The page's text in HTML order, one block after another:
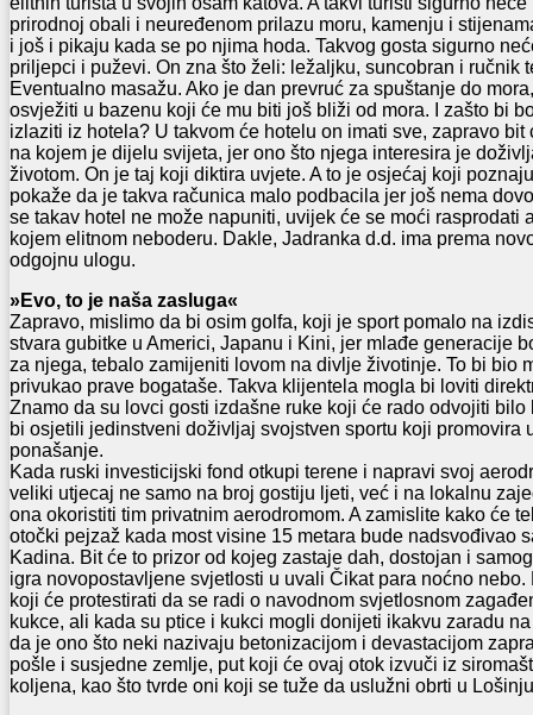
prirodnoj obali i neuređenom prilazu moru, kamenju i
i još i pikaju kada se po njima hoda. Takvog gosta sigurno
priljepci i puževi. On zna što želi: ležaljku, suncobran i ručnik
Eventualno masažu. Ako je dan prevruć za spuštanje do
osvježiti u bazenu koji će mu biti još bliži od mora. I zašto bi
izlaziti iz hotela? U takvom će hotelu on imati sve, zapravo bit
na kojem je dijelu svijeta, jer ono što njega interesira je
životom. On je taj koji diktira uvjete. A to je osjećaj koji
pokaže da je takva računica malo podbacila jer još nema
se takav hotel ne može napuniti, uvijek će se moći rasprodati
kojem elitnom neboderu. Dakle, Jadranka d.d. ima prema
odgojnu ulogu.
»Evo, to je naša zasluga«
Zapravo, mislimo da bi osim golfa, koji je sport pomalo na
stvara gubitke u Americi, Japanu i Kini, jer mlađe generacije
za njega, tebalo zamijeniti lovom na divlje životinje. To bi bio
privukao prave bogataše. Takva klijentela mogla bi loviti
Znamo da su lovci gosti izdašne ruke koji će rado odvojiti
bi osjetili jedinstveni doživljaj svojstven sportu koji promovira
ponašanje.
Kada ruski investicijski fond otkupi terene i napravi svoj
veliki utjecaj ne samo na broj gostiju ljeti, već i na lokalnu
ona okoristiti tim privatnim aerodromom. A zamislite kako će
otočki pejzaž kada most visine 15 metara bude nadsvođivao
Kadina. Bit će to prizor od kojeg zastaje dah, dostojan i
igra novopostavljene svjetlosti u uvali Čikat para noćno
koji će protestirati da se radi o navodnom svjetlosnom
kukce, ali kada su ptice i kukci mogli donijeti ikakvu zaradu
da je ono što neki nazivaju betonizacijom i devastacijom
pošle i susjedne zemlje, put koji će ovaj otok izvuči iz
koljena, kao što tvrde oni koji se tuže da uslužni obrti u